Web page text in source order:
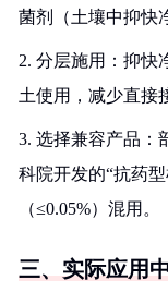
菌剂（土壤中抑快
2. 分层施用：抑快
土使用，减少直接
3. 选择兼容产品：
科院开发的“抗药
（≤0.05%）混用。
三、实际应用